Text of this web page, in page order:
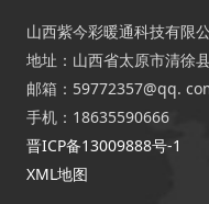
山西紫今彩暖通科技有限
地址：山西省太原市清徐
邮箱：59772357@qq.
手机：18635590666
晋ICP备13009888号-1
XML地图